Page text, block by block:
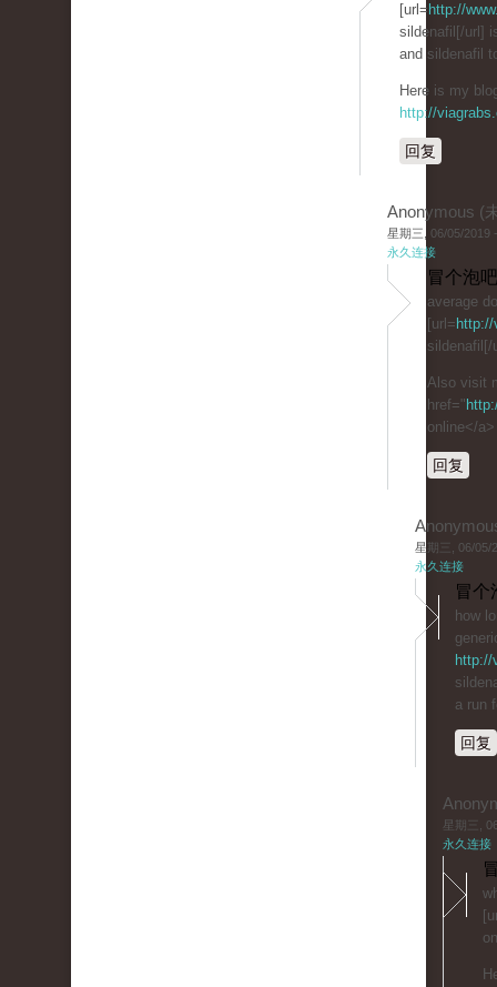
[url= http://
sildenafil[/url]
and sildenafil
Here is my
http://
回复
Anonymous (
星期三, 06/05/2019
永久连接
冒个泡
average
[url=
sildenafil[/
Also visit
href="
online</a>
回复
星期三, 06/05/
永久连接
冒个
how
http://
a run
回复
星期三,
永久连接